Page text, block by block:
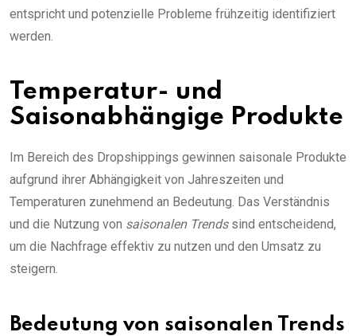
entspricht und potenzielle Probleme frühzeitig identifiziert
werden.
Temperatur- und
Saisonabhängige Produkte
Im Bereich des Dropshippings gewinnen saisonale Produkte
aufgrund ihrer Abhängigkeit von Jahreszeiten und
Temperaturen zunehmend an Bedeutung. Das Verständnis
und die Nutzung von saisonalen Trendssind entscheidend,
um die Nachfrage effektiv zu nutzen und den Umsatz zu
steigern.
Bedeutung von saisonalen Trends